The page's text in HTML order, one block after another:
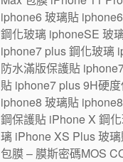
iphone6 玻璃貼
鋼化玻璃 iphoneSE 玻
iphone7 plus 鋼化玻璃
防水滿版保護貼
貼 iphone7 plus 9H硬
iphone8 玻璃貼
鋼保護貼 iPhone X 鋼
璃 iPhone XS Plus 玻
包膜 – 膜斯密碼MOS